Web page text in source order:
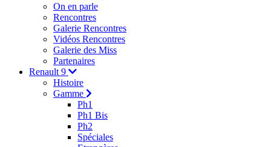
On en parle
Rencontres
Galerie Rencontres
Vidéos Rencontres
Galerie des Miss
Partenaires
Renault 9
Histoire
Gamme
Ph1
Ph1 Bis
Ph2
Spéciales